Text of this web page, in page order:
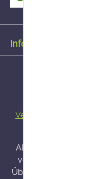
Informationen
Versandkosten
und
Alle bei Onlineapo
von Österreich
Über Wirkung und